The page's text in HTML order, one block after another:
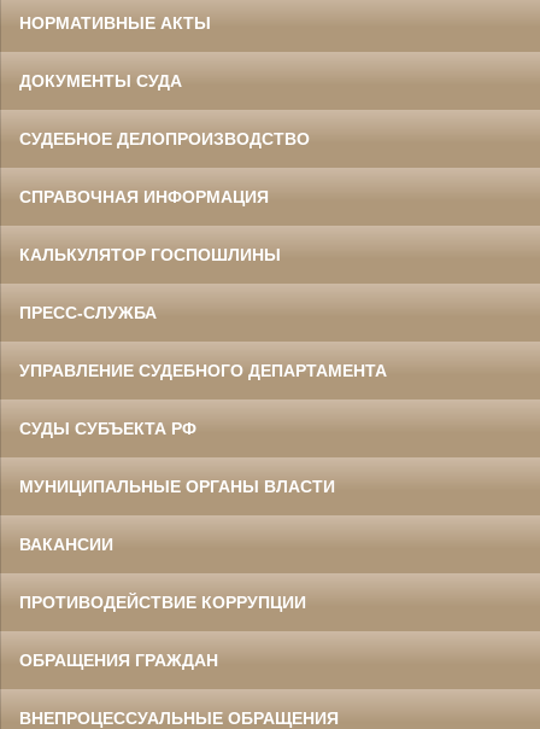
НОРМАТИВНЫЕ АКТЫ
ДОКУМЕНТЫ СУДА
СУДЕБНОЕ ДЕЛОПРОИЗВОДСТВО
СПРАВОЧНАЯ ИНФОРМАЦИЯ
КАЛЬКУЛЯТОР ГОСПОШЛИНЫ
ПРЕСС-СЛУЖБА
УПРАВЛЕНИЕ СУДЕБНОГО ДЕПАРТАМЕНТА
СУДЫ СУБЪЕКТА РФ
МУНИЦИПАЛЬНЫЕ ОРГАНЫ ВЛАСТИ
ВАКАНСИИ
ПРОТИВОДЕЙСТВИЕ КОРРУПЦИИ
ОБРАЩЕНИЯ ГРАЖДАН
ВНЕПРОЦЕССУАЛЬНЫЕ ОБРАЩЕНИЯ